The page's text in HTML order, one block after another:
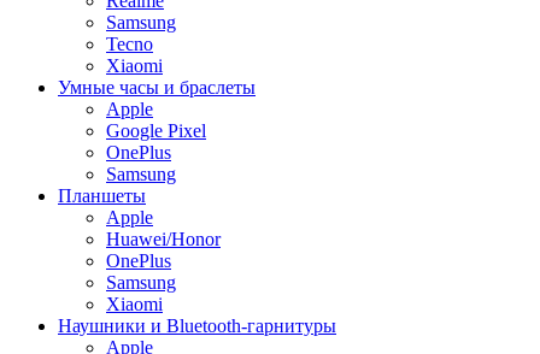
Samsung
Tecno
Xiaomi
Умные часы и браслеты
Apple
Google Pixel
OnePlus
Samsung
Планшеты
Apple
Huawei/Honor
OnePlus
Samsung
Xiaomi
Наушники и Bluetooth-гарнитуры
Apple